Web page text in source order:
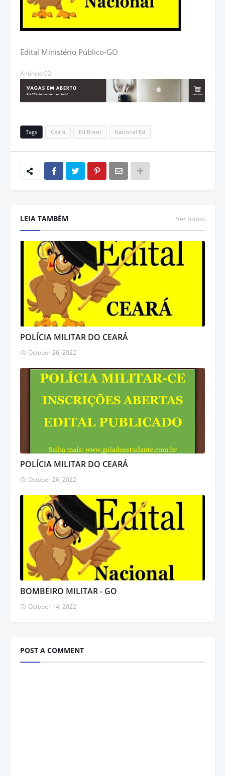
Edital Ministério Público-GO
Anúncio 02
Tags Ceará Ed Brasil Nacional Ed
LEIA TAMBÉM Ver todos
POLÍCIA MILITAR DO CEARÁ
October 26, 2022
POLÍCIA MILITAR DO CEARÁ
October 26, 2022
BOMBEIRO MILITAR - GO
October 14, 2022
POST A COMMENT